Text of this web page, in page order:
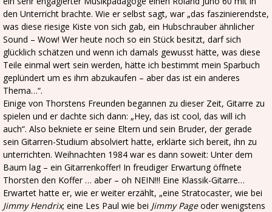
den Unterricht brachte. Wie er selbst sagt, war „das faszinierendste,
was diese riesige Kiste von sich gab, ein Hubschrauber ähnlicher
Sound – Wow! Wer heute noch so ein Stück besitzt, darf sich
glücklich schätzen und wenn ich damals gewusst hätte, was diese
Teile einmal wert sein werden, hätte ich bestimmt mein Sparbuch
geplündert um es ihm abzukaufen – aber das ist ein anderes
Thema…“.
Einige von Thorstens Freunden begannen zu dieser Zeit, Gitarre zu
spielen und er dachte sich dann: „Hey, das ist cool, das will ich
auch“. Also bekniete er seine Eltern und sein Bruder, der gerade
sein Gitarren-Studium absolviert hatte, erklärte sich bereit, ihn zu
unterrichten. Weihnachten 1984 war es dann soweit: Unter dem
Baum lag – ein Gitarrenkoffer! In freudiger Erwartung öffnete
Thorsten den Koffer … aber – oh NEIN!!! Eine Klassik-Gitarre…
Erwartet hatte er, wie er weiter erzählt, „eine Stratocaster, wie bei
Jimmy Hendrix; eine Les Paul wie bei Jimmy Pageoder wenigstens